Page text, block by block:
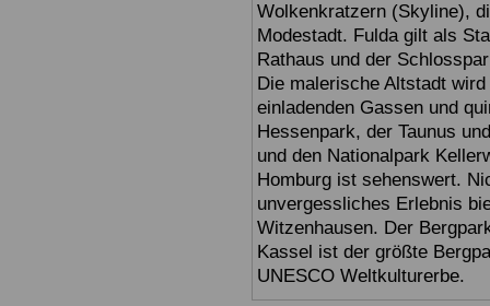
Wolkenkratzern (Skyline),
Modestadt. Fulda gilt als
Rathaus und der
Die malerische Altstadt
einladenden Gassen und
Hessenpark, der Taunus
und den Nationalpark
Homburg ist sehenswert.
unvergessliches Erlebnis
Witzenhausen. Der
Kassel ist der größte
UNESCO Weltkulturerbe.